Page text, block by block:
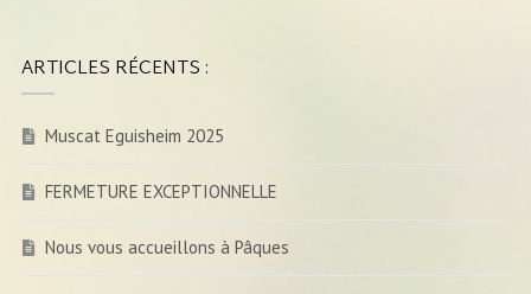
ARTICLES RÉCENTS :
Muscat Eguisheim 2025
FERMETURE EXCEPTIONNELLE
Nous vous accueillons à Pâques